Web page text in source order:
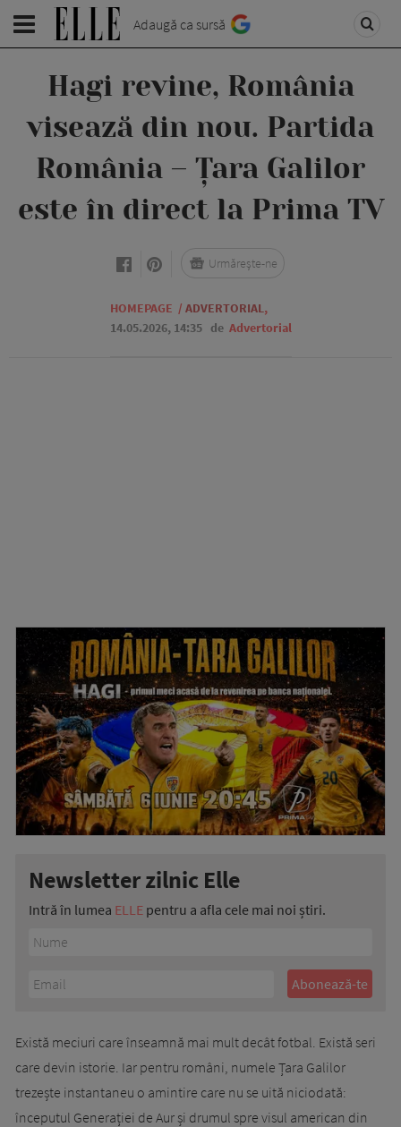
Adaugă ca sursă
Hagi revine, România
visează din nou. Partida
România – Țara Galilor
este în direct la Prima TV
HOMEPAGE / ADVERTORIAL,
14.05.2026, 14:35 de Advertorial
Urmărește-ne
Newsletter zilnic Elle
Intră în lumea ELLE pentru a afla cele mai noi știri.
Există meciuri care înseamnă mai mult decât fotbal. Există seri
care devin istorie. Iar pentru români, numele Țara Galilor
trezește instantaneu o amintire care nu se uită niciodată:
începutul Generației de Aur și drumul spre visul american din